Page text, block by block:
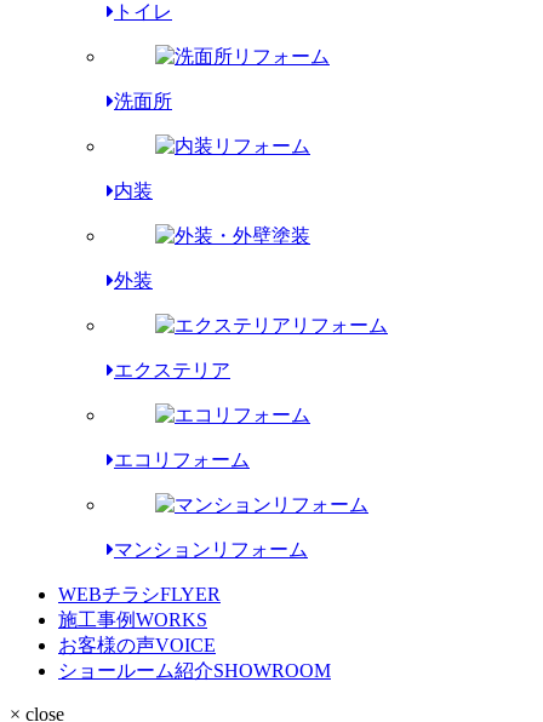
トイレ
洗面所
内装
外装
エクステリア
エコリフォーム
マンションリフォーム
WEBチラシFLYER
施工事例WORKS
お客様の声VOICE
ショールーム紹介SHOWROOM
× close